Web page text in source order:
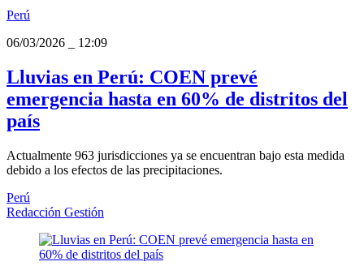
Perú
06/03/2026
12:09
Lluvias en Perú: COEN prevé
emergencia hasta en 60% de distritos del
país
Actualmente 963 jurisdicciones ya se encuentran bajo esta medida
debido a los efectos de las precipitaciones.
Perú
Redacción Gestión